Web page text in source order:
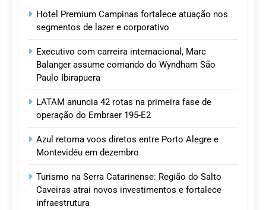
Hotel Premium Campinas fortalece atuação nos
segmentos de lazer e corporativo
Executivo com carreira internacional, Marc
Balanger assume comando do Wyndham São
Paulo Ibirapuera
LATAM anuncia 42 rotas na primeira fase de
operação do Embraer 195-E2
Azul retoma voos diretos entre Porto Alegre e
Montevidéu em dezembro
Turismo na Serra Catarinense: Região do Salto
Caveiras atrai novos investimentos e fortalece
infraestrutura